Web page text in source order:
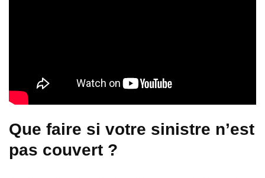
Que faire si votre sinistre n’est
pas couvert ?